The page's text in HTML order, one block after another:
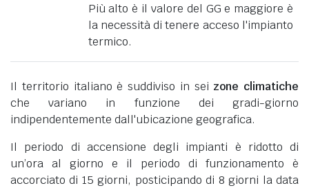
Più alto è il valore del GG e maggiore è
la necessità di tenere acceso l'impianto
termico.
Il territorio italiano è suddiviso in sei zone climatiche
che variano in funzione dei gradi-giorno
indipendentemente dall'ubicazione geografica.
Il periodo di accensione degli impianti è ridotto di
un’ora al giorno e il periodo di funzionamento è
accorciato di 15 giorni, posticipando di 8 giorni la data